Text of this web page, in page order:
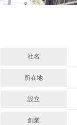
社名
所在地
設立
創業